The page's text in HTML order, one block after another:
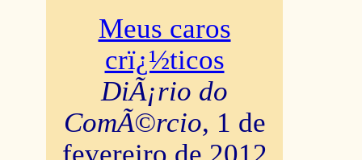
Meus caros
crï¿½ticos
DiÃ¡rio do
ComÃ©rcio, 1 de
fevereiro de 2012